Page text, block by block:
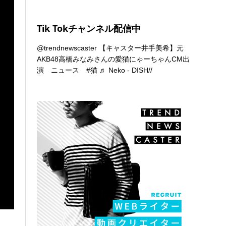
Tik Tokチャンネル配信中
@trendnewscaster 【キャスター井手美希】元
AKB48高橋みなみさんの愛猫にゃーちゃんCM出
演 ニュース#猫 ♬ Neko - DISH//